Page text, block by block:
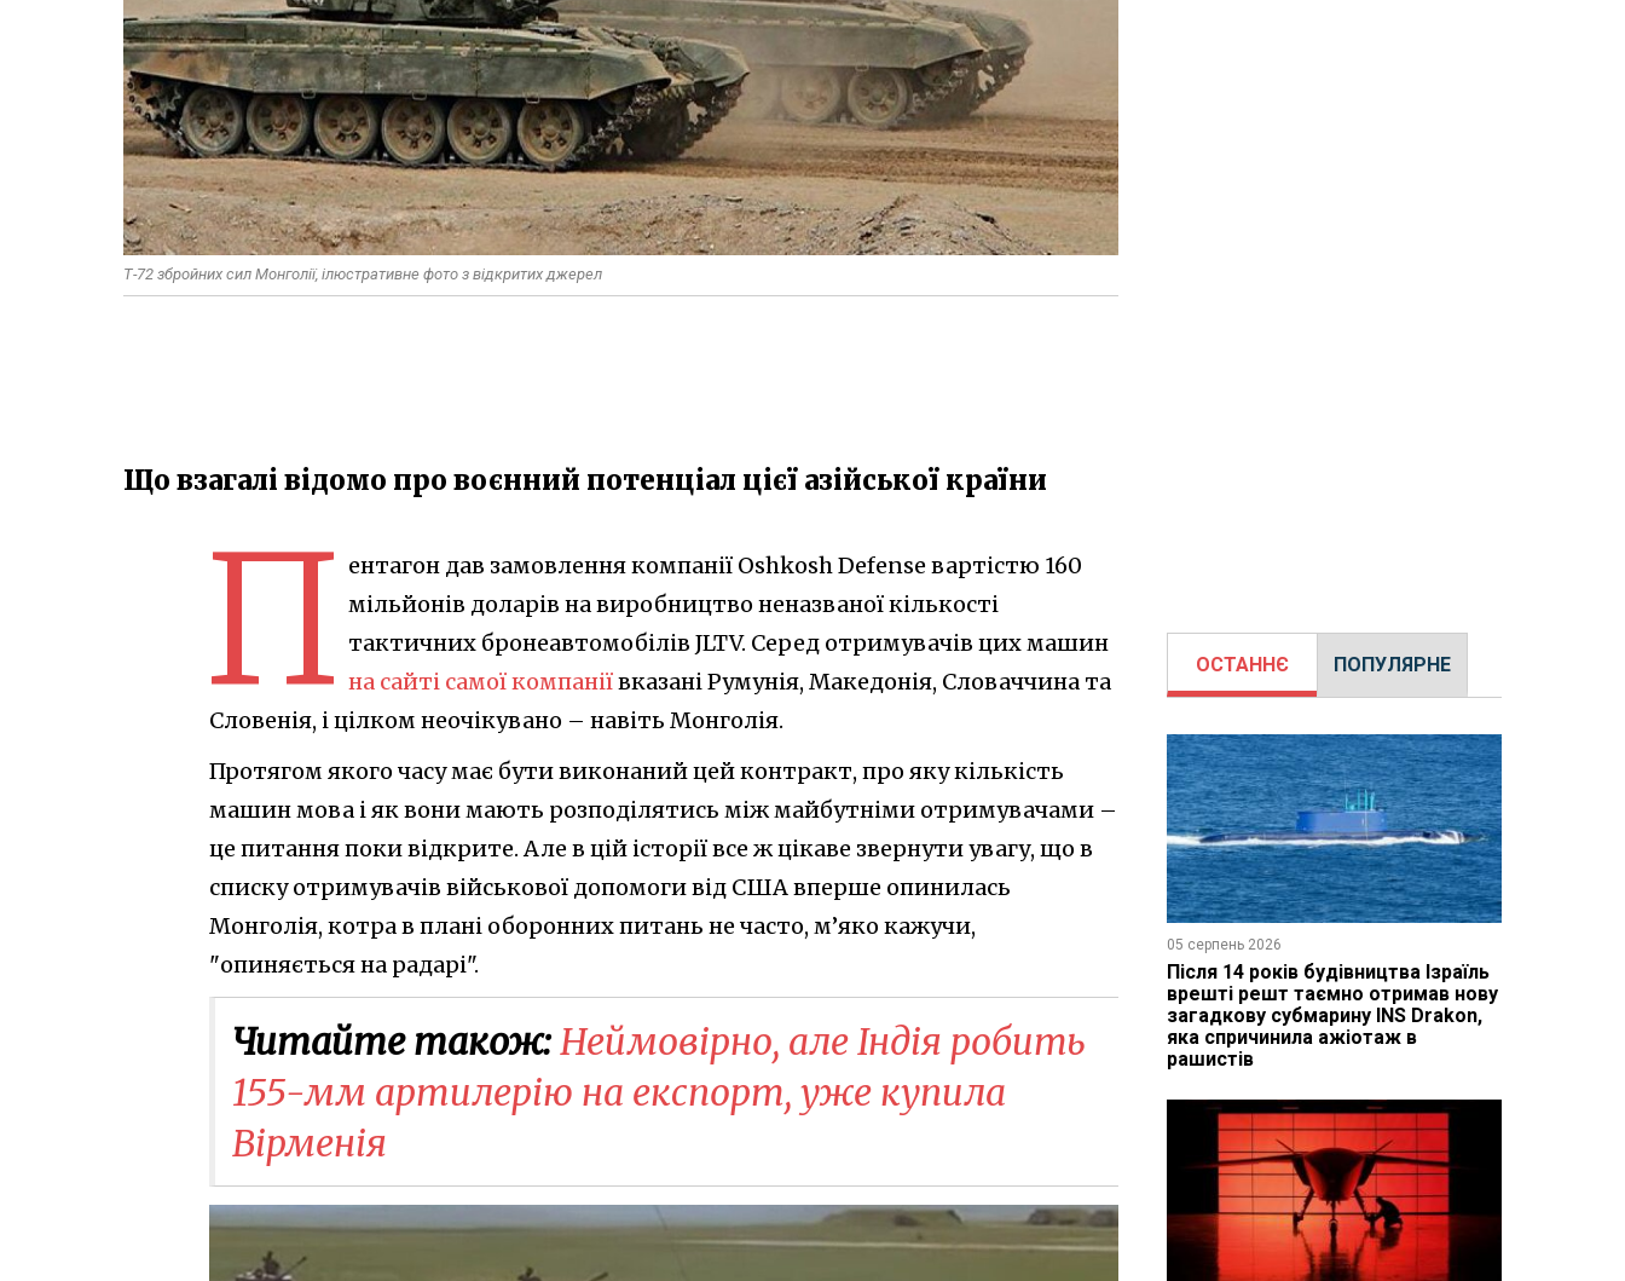
Т-72 збройних сил Монголії, ілюстративне фото з відкритих джерел
Що взагалі відомо про воєнний потенціал цієї азійської країни
П ентагон дав замовлення компанії Oshkosh Defense вартістю 160
мільйонів доларів на виробництво неназваної кількості
тактичних бронеавтомобілів JLTV. Серед отримувачів цих машин
на сайті самої компаніївказані Румунія, Македонія, Словаччина та
Словенія, і цілком неочікувано – навіть Монголія.
Протягом якого часу має бути виконаний цей контракт, про яку кількість
машин мова і як вони мають розподілятись між майбутніми отримувачами –
це питання поки відкрите. Але в цій історії все ж цікаве звернути увагу, що в
списку отримувачів військової допомоги від США вперше опинилась
Монголія, котра в плані оборонних питань не часто, м’яко кажучи,
"опиняється на радарі".
Читайте також:Неймовірно, але Індія робить
155-мм артилерію на експорт, уже купила
Вірменія
ОСТАННЄ ПОПУЛЯРНЕ
05 серпень 2026
Після 14 років будівництва Ізраїль
врешті решт таємно отримав нову
загадкову субмарину INS Drakon,
яка спричинила ажіотаж в
рашистів